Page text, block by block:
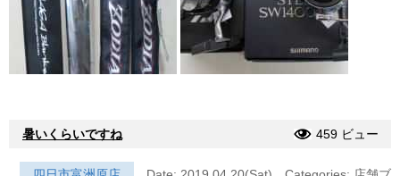
暑いくらいですね 459 ビュー